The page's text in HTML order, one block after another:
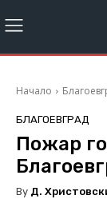
Начало
БЛАГОЕВГРАД
Пожар
By Д.